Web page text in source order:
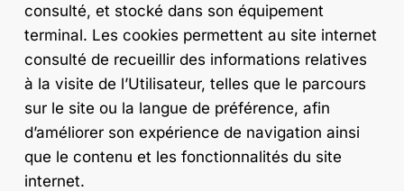
consulté, et stocké dans son équipement
terminal. Les cookies permettent au site internet
consulté de recueillir des informations relatives
à la visite de l’Utilisateur, telles que le parcours
sur le site ou la langue de préférence, afin
d’améliorer son expérience de navigation ainsi
que le contenu et les fonctionnalités du site
internet.